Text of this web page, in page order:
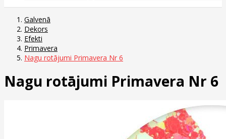
Galvenā
Dekors
Efekti
Primavera
Nagu rotājumi Primavera Nr 6
Nagu rotājumi Primavera Nr 6